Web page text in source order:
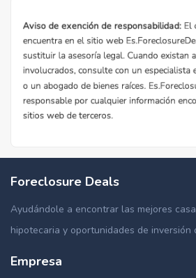
Foreclosure Deals
Ayudándole a encontrar las mejores
hipotecaria y oportunidades de inversión
Empresa